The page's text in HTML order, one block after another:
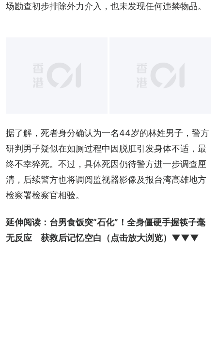
场勘查初步排除外力介入，也未发现任何违禁物品。
据了解，死者身分确认为一名44岁的林姓男子，警方
研判男子疑似在如厕过程中因脱肛引发身体不适，最
终不幸猝死。不过，具体死因仍待警方进一步调查厘
清，后续警方也将调阅监视器影像及报台湾高雄地方
检察署检察官相验。
延伸阅读： 台男食饭突“石化”！全身僵硬手握筷子毫
无反应　获救后记忆空白 （点击放大浏览）▼▼▼